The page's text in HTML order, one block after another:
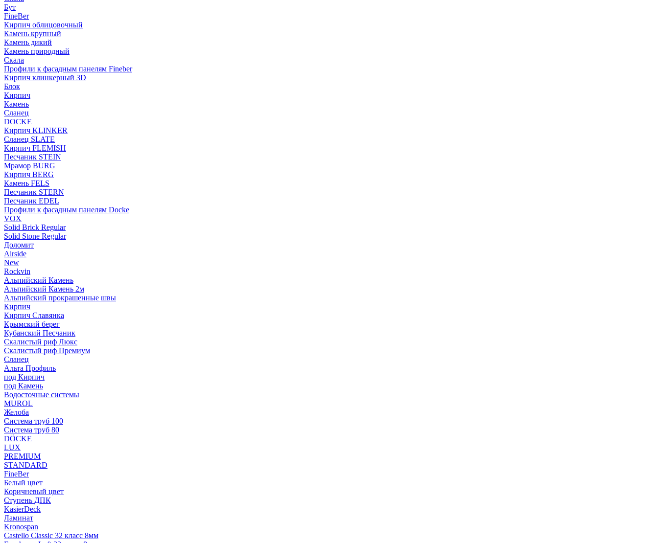
Бут
FineBer
Кирпич облицовочный
Камень крупный
Камень дикий
Камень природный
Скала
Профили к фасадным панелям Fineber
Кирпич клинкерный 3D
Блок
Кирпич
Камень
Сланец
DOCKE
Кирпич KLINKER
Сланец SLATE
Кирпич FLEMISH
Пес­ча­ник STEIN
Мрамор BURG
Кирпич BERG
Камень FELS
Пес­ча­ник STERN
Пес­ча­ник EDEL
Профили к фасадным панелям Docke
VOX
Solid Brick Regular
Solid Stone Regular
Доломит
Airside
New
Rockvin
Альпийский Камень
Альпийский Камень 2м
Альпийский прокрашенные швы
Кирпич
Кирпич Славянка
Крымский берег
Кубанский Песчаник
Скалистый риф Люкс
Скалистый риф Премиум
Сланец
Альта Профиль
под Кирпич
под Камень
Водосточные системы
MUROL
Желоба
Система труб 100
Система труб 80
DÖCKE
LUX
PREMIUM
STANDARD
FineBer
Белый цвет
Коричневый цвет
Ступень ДПК
KasierDeck
Ламинат
Kronospan
Castello Classic 32 класс 8мм